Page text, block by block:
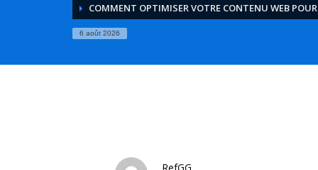
COMMENT OPTIMISER VOTRE CONTENU WEB POUR
6 août 2026